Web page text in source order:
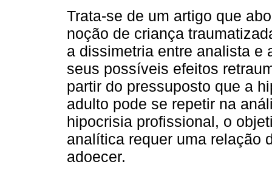
Trata-se de um artigo que
noção de criança
a dissimetria entre analista e
seus possíveis efeitos
partir do pressuposto que a
adulto pode se repetir na
hipocrisia profissional, o
analítica requer uma relação
adoecer.